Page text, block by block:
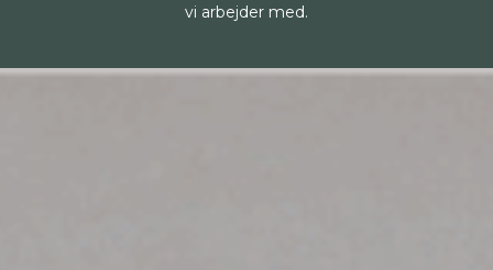
vi arbejder med.